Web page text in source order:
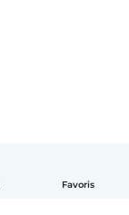
Favoris